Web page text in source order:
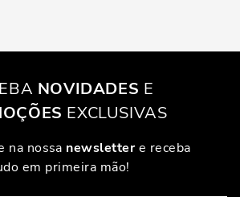
NOVIDADES E
EXCLUSIVAS
na nossa newslettere receba
em primeira mão!